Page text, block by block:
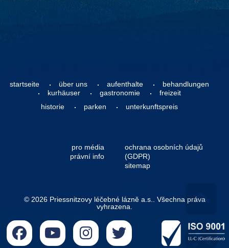
startseite über uns aufenthalte
behandlungen
kurhäuser
gastronomie
freizeit
historie
parken unterkunftspreis
pro média
právní info
ochrana osobních údajů
(GDPR)
sitemap
© 2026 Priessnitzovy léčebné lázně a.s.. Všechna práva
vyhrazena.
Go